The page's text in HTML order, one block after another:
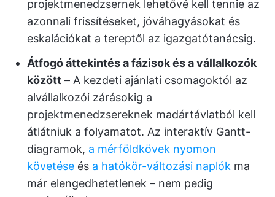
projektmenedzsernek lehetővé kell tennie az
azonnali frissítéseket, jóváhagyásokat és
eskalációkat a tereptől az igazgatótanácsig.
Átfogó áttekintés a fázisok és a vállalkozók
között – A kezdeti ajánlati csomagoktól az
alvállalkozói zárásokig a
projektmenedzsereknek madártávlatból kell
átlátniuk a folyamatot. Az interaktív Gantt-
diagramok, a mérföldkövek nyomon
követése és a hatókör-változási naplók ma
már elengedhetetlenek – nem pedig